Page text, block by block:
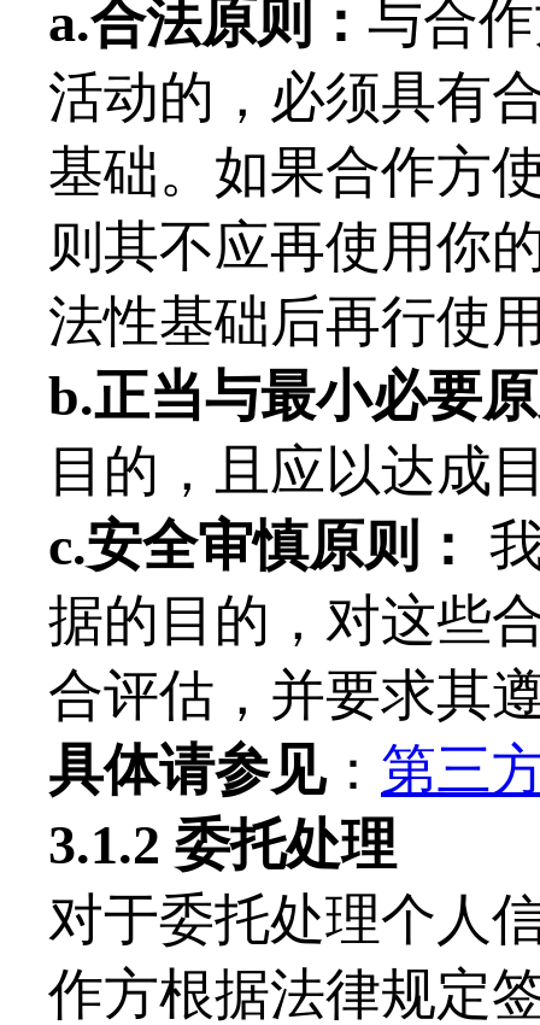
a.合法原则： 与合
活动的，必须具有
基础。如果合作方
则其不应再使用你
法性基础后再行使
b.正当与最小必要
目的，且应以达成
c.安全审慎原则：
据的目的，对这些
合评估，并要求其
具体请参见： 第三
3.1.2 委托处理
对于委托处理个人
作方根据法律规定